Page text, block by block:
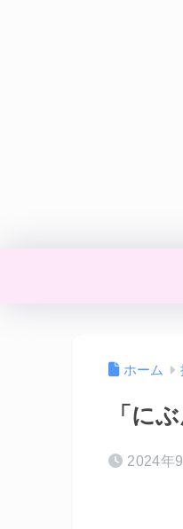
ホーム
「に
2024年